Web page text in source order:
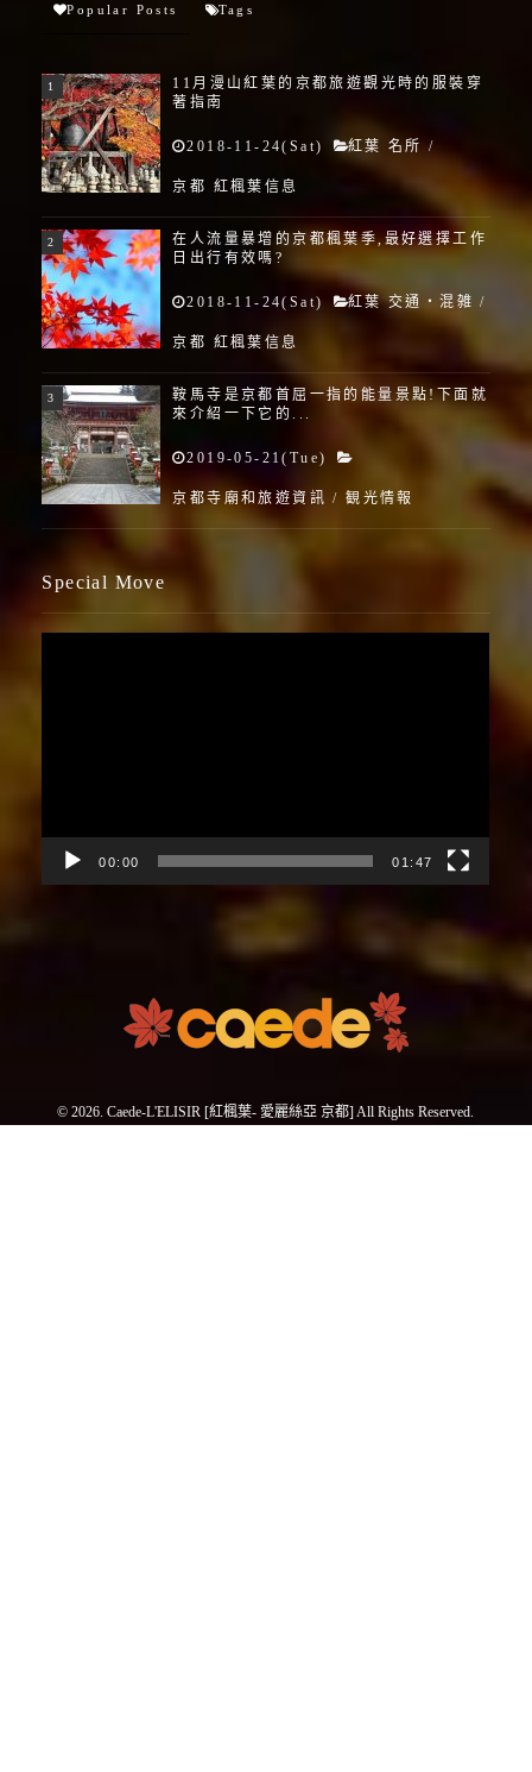
Popular Posts Tags
11月漫山紅葉的京都旅遊觀光時的服裝穿
著指南
2018-11-24(Sat) 紅葉 名所 /
京都 紅楓葉信息
在人流量暴增的京都楓葉季,最好選擇工作
日出行有效嗎?
2018-11-24(Sat) 紅葉 交通・混雑 /
京都 紅楓葉信息
鞍馬寺是京都首屈一指的能量景點!下面就
來介紹一下它的...
2019-05-21(Tue)
京都寺廟和旅遊資訊 /観光情報
Special Move
00:00 01:47
© 2026. Caede-L'ELISIR [紅楓葉- 愛麗絲亞 京都] All Rights Reserved.